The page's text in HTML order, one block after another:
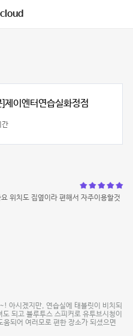
제이엔터연습실화정점
간
위치도 집옆이라 편해서 자주이용할것
아시겠지만, 연습실에 태블릿이 비치되
되고 블루투스 스피커로 유투브시청이
되어 여러모로 편한 장소가 되셨으면